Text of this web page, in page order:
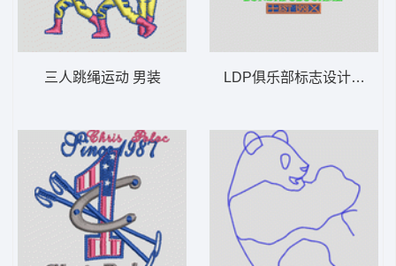
三人跳绳运动 男装 LDP俱乐部标志设计 男装